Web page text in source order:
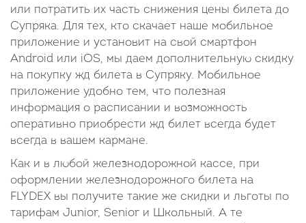
или потратить их часть снижения цены билета до
Супряка. Для тех, кто скачает наше мобильное
приложение и установит на свой смартфон
Android или iOS, мы даем дополнительную скидку
на покупку жд билета в Супряку. Мобильное
приложение удобно тем, что полезная
информация о расписании и возможность
оперативно приобрести жд билет всегда будет
всегда в вашем кармане.
Как и в любой железнодорожной кассе, при
оформлении железнодорожного билета на
FLYDEX вы получите такие же скидки и льготы по
тарифам Junior, Senior и Школьный. А те